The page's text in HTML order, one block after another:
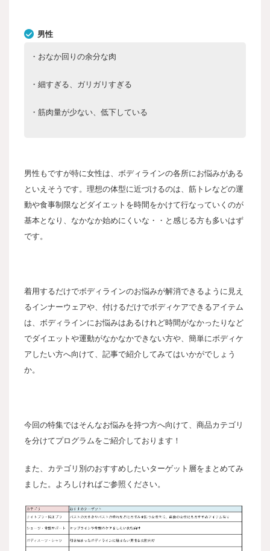
男性
・おなか回りの余分な肉
・細すぎる、ガリガリすぎる
・筋肉量が少ない、低下している
男性もですが特に女性は、ボディラインの各所にお悩みがある
といえそうです。理想の体型に近づけるのは、筋トレなどの運
動や食事制限などダイエットを時間をかけて行なっていくのが
基本となり、なかなか始めにくいな・・と感じる方も多いはず
です。
着用するだけでボディラインのお悩みが解消できるように見え
るインナーウェアや、付けるだけでボディケアできるアイテム
は、ボディラインにお悩みはあるけれど時間がなかったりなど
でダイエットや運動がなかなかできない方や、簡単にボディケ
アしたい方へ向けて、記事で紹介してみてはいかがでしょう
か。
今回の特集ではそんなお悩みを持つ方へ向けて、商品カテゴリ
を分けてプログラムをご紹介しております！
また、カテゴリ別のおすすめしたいターゲット層をまとめてみ
ました。よろしければご参照ください。